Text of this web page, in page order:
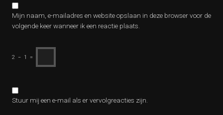
Mijn naam, e-mailadres en website opslaan in deze browser voor de
volgende keer wanneer ik een reactie plaats.
2 − 1 =
Stuur mij een e-mail als er vervolgreacties zijn.